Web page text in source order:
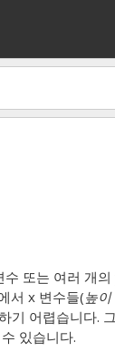
또는 여러 개
서 x 변수들(높이
기 어렵습니다.
있습니다.